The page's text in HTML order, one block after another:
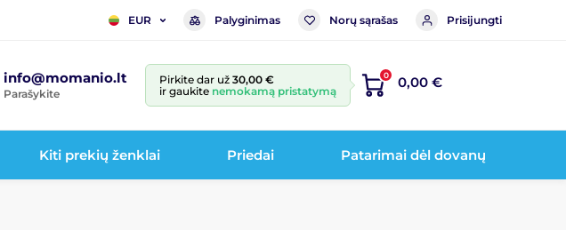
EUR Palyginimas Norų sąrašas Prisijungti
info@momanio.lt
Parašykite
Pirkite dar už 30,00 €
ir gaukite nemokamą pristatymą
0 0,00 €
Kiti prekių ženklai Priedai Patarimai dėl dovanų